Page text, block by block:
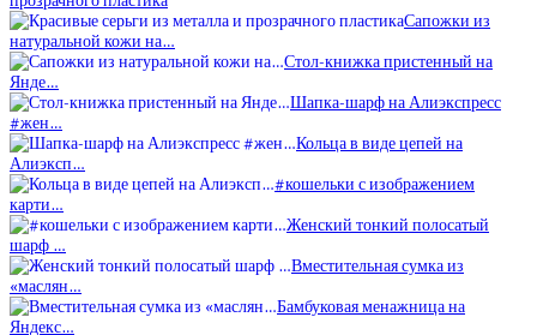
Сапожки из
натуральной кожи на…
Стол-книжка пристенный на
Янде…
Шапка-шарф на Алиэкспресс
#жен…
Кольца в виде цепей на
Алиэксп…
#кошельки с изображением
карти…
Женский тонкий полосатый
шарф …
Вместительная сумка из
«маслян…
Бамбуковая менажница на
Яндекс…